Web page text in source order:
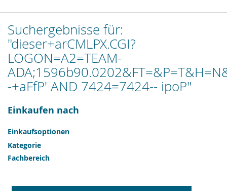
Suchergebnisse für:
"dieser+arCMLPX.CGI?
LOGON=A2=TEAM-
-+aFfP' AND 7424=7424-- ipoP"
Einkaufen nach
Einkaufsoptionen
Kategorie
Fachbereich